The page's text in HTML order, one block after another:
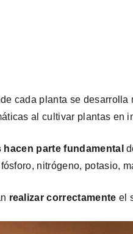
cada planta se desarrolla
al cultivar plantas en
hacen parte fundamental
nitrógeno, potasio,
realizar correctamente el